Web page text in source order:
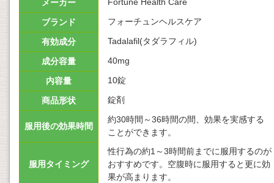
メーカー
ブランド フォーチュンヘルスケア
有効成分 Tadalafil(タダラフィル)
成分容量 40mg
内容量 10錠
商品形状 錠剤
服用後の効果時間
約30時間～36時間の間、効果を実感する
ことができます。
服用タイミング
性行為の約1～3時間前までに服用するのが
おすすめです。空腹時に服用すると更に効
果が高まります。